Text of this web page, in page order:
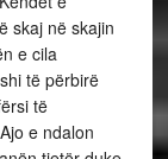
skaj në skajin
e cila
të përbirë
të
e ndalon